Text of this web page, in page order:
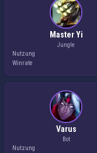
Master Yi
Jungle
Nutzung
Winrate
Varus
Bot
Nutzung